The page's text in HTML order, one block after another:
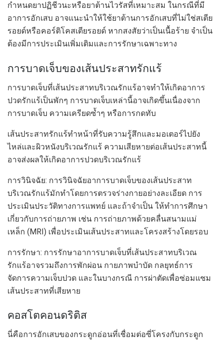
กำหนดยาปฏิชีวนะหรือยาต้านไวรัสที่เหมาะสม ในกรณีที่มี
อาการอักเสบ อาจแนะนำให้ใช้ยาต้านการอักเสบที่ไม่ใช่สเตีย
รอยด์หรือคอร์ติโคสเตียรอยด์ หากสงสัยว่าเป็นเนื้อร้าย จำเป็น
ต้องมีการประเมินเพิ่มเติมและการรักษาเฉพาะทาง
การบาดเจ็บของเส้นประสาทรักแร้
การบาดเจ็บที่เส้นประสาทบริเวณรักแร้อาจทำให้เกิดอาการ
ปวดรักแร้เป็นพักๆ การบาดเจ็บเหล่านี้อาจเกิดขึ้นเนื่องจาก
การบาดเจ็บ ความเครียดซ้ำๆ หรือการกดทับ
เส้นประสาทรักแร้ทำหน้าที่รับความรู้สึกและมอเตอร์ไปยัง
ไหล่และผิวหนังบริเวณรักแร้ ความเสียหายต่อเส้นประสาทนี้
อาจส่งผลให้เกิดอาการปวดบริเวณรักแร้
การวินิจฉัย: การวินิจฉัยอาการบาดเจ็บของเส้นประสาท
บริเวณรักแร้มักทำโดยการตรวจร่างกายอย่างละเอียด การ
ประเมินประวัติทางการแพทย์ และถ้าจำเป็น ให้ทำการศึกษา
เกี่ยวกับการถ่ายภาพ เช่น การถ่ายภาพด้วยคลื่นสนามแม่
เหล็ก (MRI) เพื่อประเมินเส้นประสาทและโครงสร้างโดยรอบ
การรักษา: การรักษาอาการบาดเจ็บที่เส้นประสาทบริเวณ
รักแร้อาจรวมถึงการพักผ่อน กายภาพบำบัด กลยุทธ์การ
จัดการความเจ็บปวด และในบางกรณี การผ่าตัดเพื่อซ่อมแซม
เส้นประสาทที่เสียหาย
คอสโตคอนดริติส
นี่คือการอักเสบของกระดูกอ่อนที่เชื่อมต่อซี่โครงกับกระดูก